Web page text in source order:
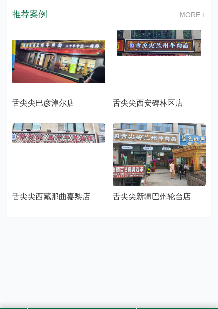
推荐案例 MORE +
舌尖尖巴彦淖尔店 舌尖尖西安碑林区店
舌尖尖西藏那曲嘉黎店 舌尖尖新疆巴州轮台店